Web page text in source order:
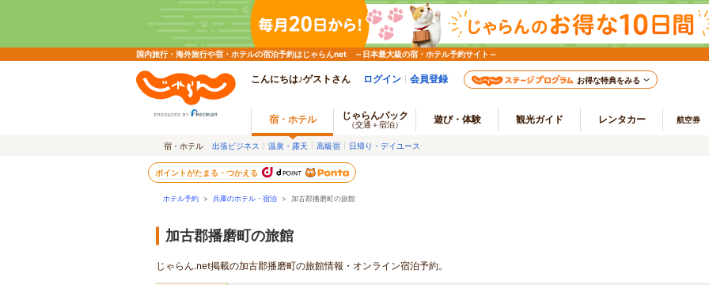
国内旅行・海外旅行や宿・ホテルの宿泊予約はじゃらんnet ～日本最大級の宿・ホテル予約サイト～
こんにちは♪ゲストさん ログイン 会員登録 お得な特典をみる
宿・ホテル じゃらんパック
（交通＋宿泊） 遊び・体験 観光ガイド レンタカー 航空券
宿・ホテル 出張ビジネス 温泉・露天 高級宿 日帰り・デイユース
ポイントがたまる・つかえる
ホテル予約 > 兵庫のホテル・宿泊 > 加古郡播磨町の旅館
加古郡播磨町の旅館
じゃらん.net掲載の加古郡播磨町の旅館情報・オンライン宿泊予約。